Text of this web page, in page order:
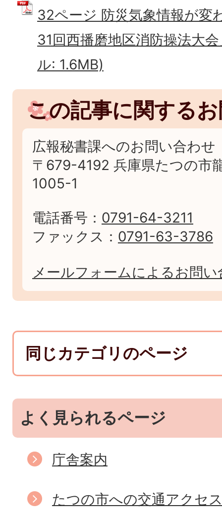
32ページ 防災気象情報が変
31回西播磨地区消防操法大
ル: 1.6MB)
この記事に関する
広報秘書課へのお問い合わせ
〒679-4192 兵庫県たつの市
1005-1
電話番号： 0791-64-3211
ファックス： 0791-63-3786
メールフォームによるお問い
同じカテゴリのページ
よく見られるページ
庁舎案内
たつの市への交通アクセ